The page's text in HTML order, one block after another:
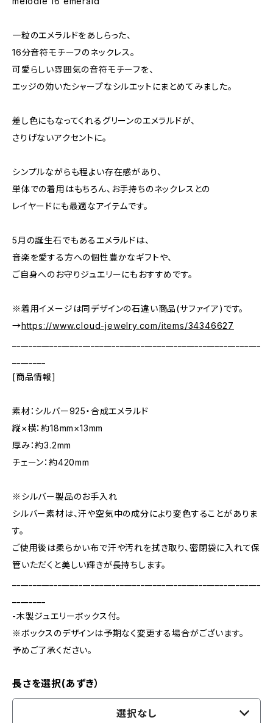
一粒のエメラルドをあしらった、
16分音符モチーフのネックレス。
可愛らしい雰囲気の音符モチーフを、
エッジの効いたシャープなシルエットにまとめてみました。
差し色にもなってくれるグリーンのエメラルドが、
さりげないアクセントに。
シンプルながらも程よい存在感があり、
単体での着用はもちろん、お手持ちのネックレスとの
レイヤードにも最適なアイテムです。
5月の誕生石でもあるエメラルドは、
音楽を愛する方への個性豊かなギフトや、
ご自身へのお守りジュエリーにもおすすめです。
※着用イメージは同デザインの石違い商品(サファイア)です。
→https://www.cloud-jewelry.com/items/34346627
[商品情報]
素材：シルバー925・合成エメラルド
縦×横：約18mm×13mm
厚み：約3.2mm
チェーン：約420mm
※シルバー製品のお手入れ
シルバー素材は、汗や空気中の成分により変色することがありま
す。
ご使用後は柔らかい布で汗や汚れを拭き取り、密閉袋に入れて保
管いただくと美しい輝きが長持ちします。
-木製ジュエリーボックス付。
※ボックスのデザインは予期なく変更する場合がございます。
予めご了承ください。
長さを選択(あずき）
選択なし